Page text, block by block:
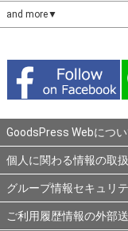
and more▼
GoodsPress Webについ
個人に関わる情報の取
グループ情報セキュリ
ご利用履歴情報の外部